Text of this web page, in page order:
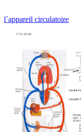
l`appareil circulatoire